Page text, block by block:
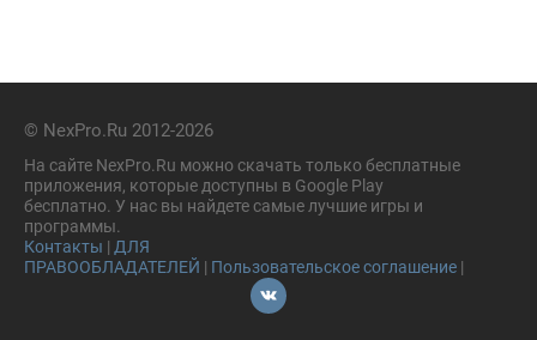
© NexPro.Ru 2012-2026
На сайте NexPro.Ru можно скачать только бесплатные
приложения, которые доступны в Google Play
бесплатно. У нас вы найдете самые лучшие игры и
программы.
Контакты | ДЛЯ
ПРАВООБЛАДАТЕЛЕЙ | Пользовательское соглашение |